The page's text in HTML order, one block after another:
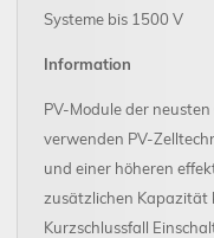
Systeme bis 1500 V
Information
PV-Module der
verwenden PV-
und einer höheren
zusätzlichen Kapazität
Kurzschlussfall